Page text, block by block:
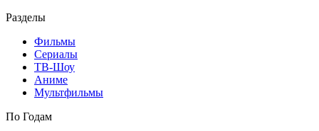
Разделы
Фильмы
Сериалы
ТВ-Шоу
Аниме
Мультфильмы
По Годам